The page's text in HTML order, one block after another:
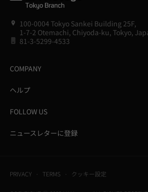
100-0004 Tokyo Sankei Building 25F,
1-7-2 Otemachi, Chiyoda-ku, Tokyo,
81-3-5299-4533
COMPANY
ヘルプ
FOLLOW US
ニュースレターに登録
PRIVACY TERMS クッキー設定